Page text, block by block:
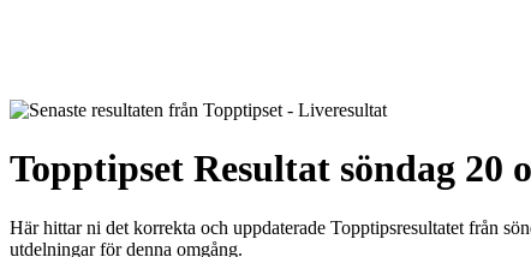
Topptipset Resultat söndag 20
Här hittar ni det korrekta och uppdaterade Topptipsresultatet från
utdelningar för denna omgång.